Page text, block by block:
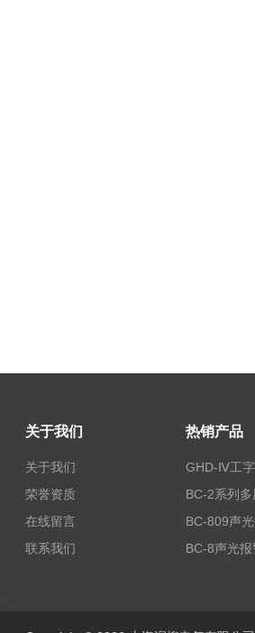
关于我们
关于我们
荣誉资质
在线留言
联系我们
热销产品
GHD-Ⅳ工
BC-809声
BC-8声光报